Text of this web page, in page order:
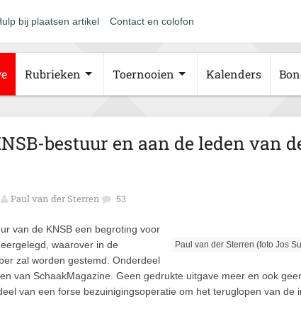
bij plaatsen artikel Contact en colofon
Rubrieken Toernooien Kalenders
bestuur en aan de leden van
Paul van der Sterren 53
Paul van der Sterren (foto Jos
van de KNSB een begroting voor
waarover in de
zal worden gestemd. Onderdeel
van SchaakMagazine. Geen gedrukte uitgave meer en ook
van een forse bezuinigingsoperatie om het teruglopen van de